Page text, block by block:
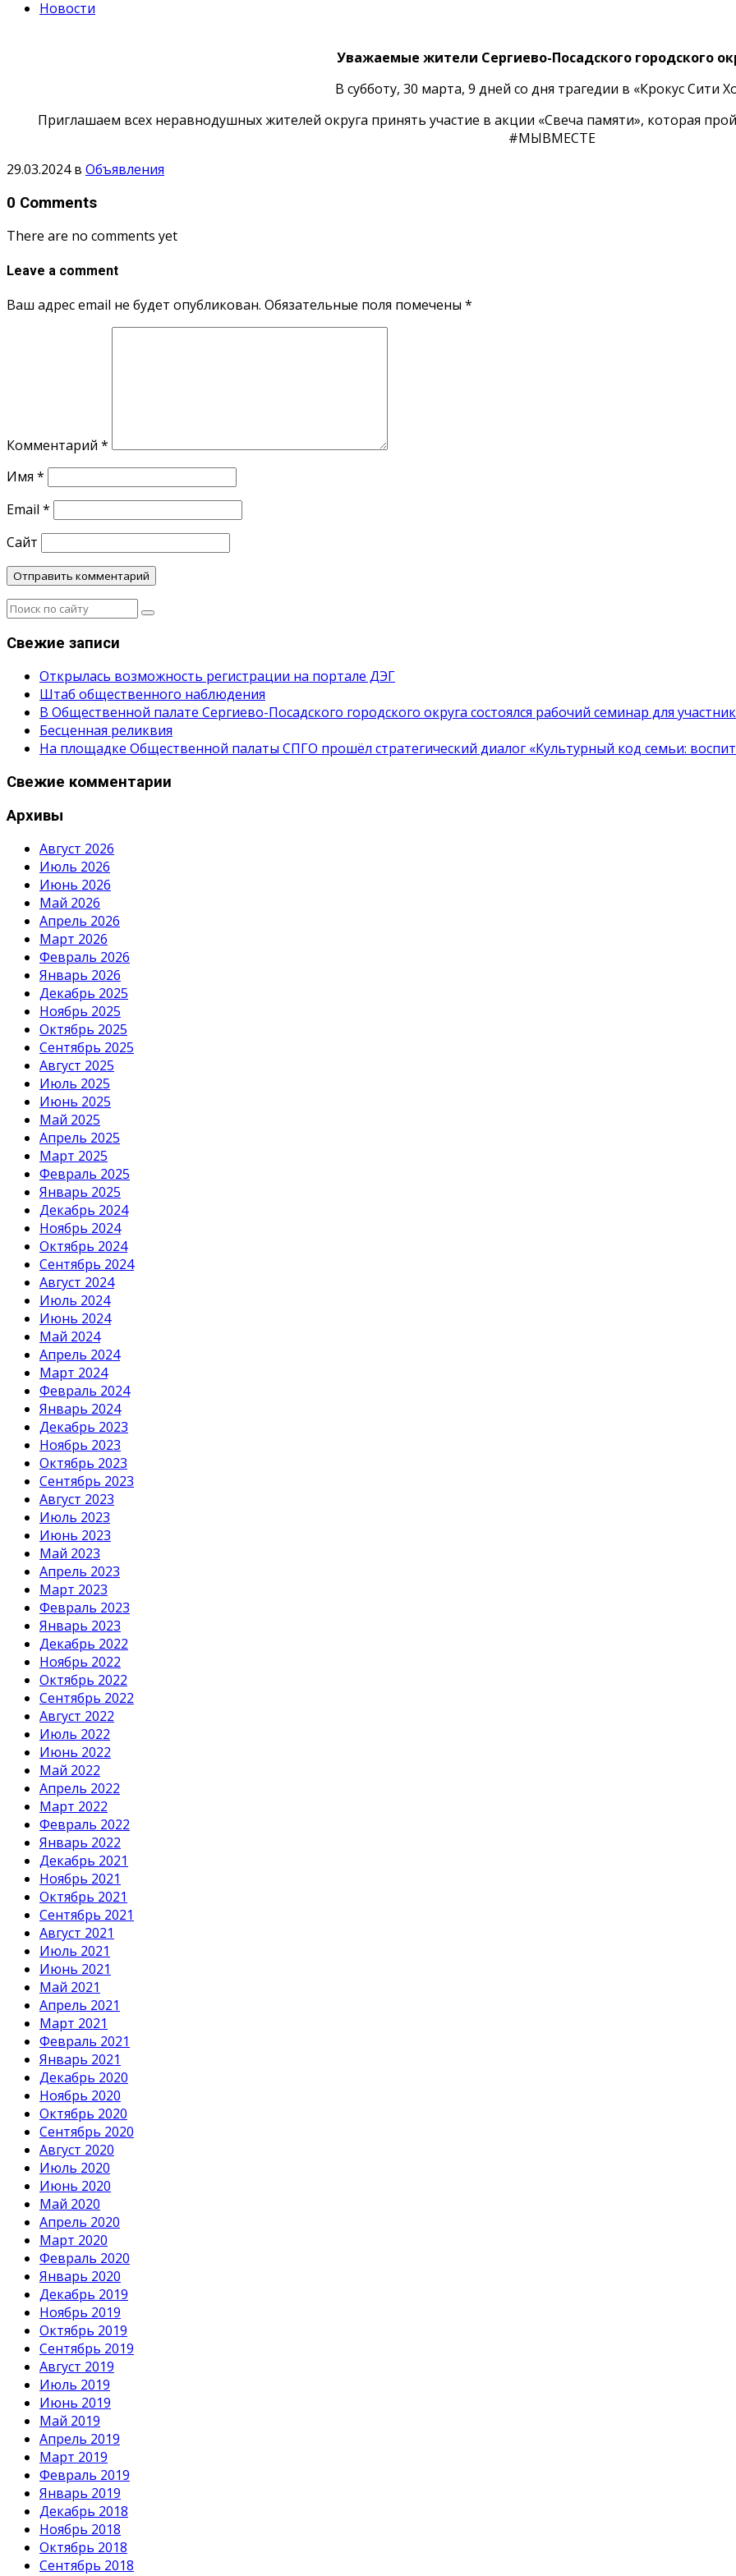
Новости
Уважаемые жители Сергиево-Посадского городского
В субботу, 30 марта, 9 дней со дня трагедии в «Крокус Сити
Приглашаем всех неравнодушных жителей округа принять участие в акции «Свеча памяти», которая
#МЫВМЕСТЕ
29.03.2024в Объявления
0 Comments
There are no comments yet
Leave a comment
Ваш адрес email не будет опубликован. Обязательные поля помечены *
Комментарий *
Имя *
Email *
Сайт
Свежие записи
Открылась возможность регистрации на портале ДЭГ
Штаб общественного наблюдения
В Общественной палате Сергиево-Посадского городского округа состоялся рабочий семинар для
Бесценная реликвия
На площадке Общественной палаты СПГО прошёл стратегический диалог «Культурный код семьи:
Свежие комментарии
Архивы
Август 2026
Июль 2026
Июнь 2026
Май 2026
Апрель 2026
Март 2026
Февраль 2026
Январь 2026
Декабрь 2025
Ноябрь 2025
Октябрь 2025
Сентябрь 2025
Август 2025
Июль 2025
Июнь 2025
Май 2025
Апрель 2025
Март 2025
Февраль 2025
Январь 2025
Декабрь 2024
Ноябрь 2024
Октябрь 2024
Сентябрь 2024
Август 2024
Июль 2024
Июнь 2024
Май 2024
Апрель 2024
Март 2024
Февраль 2024
Январь 2024
Декабрь 2023
Ноябрь 2023
Октябрь 2023
Сентябрь 2023
Август 2023
Июль 2023
Июнь 2023
Май 2023
Апрель 2023
Март 2023
Февраль 2023
Январь 2023
Декабрь 2022
Ноябрь 2022
Октябрь 2022
Сентябрь 2022
Август 2022
Июль 2022
Июнь 2022
Май 2022
Апрель 2022
Март 2022
Февраль 2022
Январь 2022
Декабрь 2021
Ноябрь 2021
Октябрь 2021
Сентябрь 2021
Август 2021
Июль 2021
Июнь 2021
Май 2021
Апрель 2021
Март 2021
Февраль 2021
Январь 2021
Декабрь 2020
Ноябрь 2020
Октябрь 2020
Сентябрь 2020
Август 2020
Июль 2020
Июнь 2020
Май 2020
Апрель 2020
Март 2020
Февраль 2020
Январь 2020
Декабрь 2019
Ноябрь 2019
Октябрь 2019
Сентябрь 2019
Август 2019
Июль 2019
Июнь 2019
Май 2019
Апрель 2019
Март 2019
Февраль 2019
Январь 2019
Декабрь 2018
Ноябрь 2018
Октябрь 2018
Сентябрь 2018